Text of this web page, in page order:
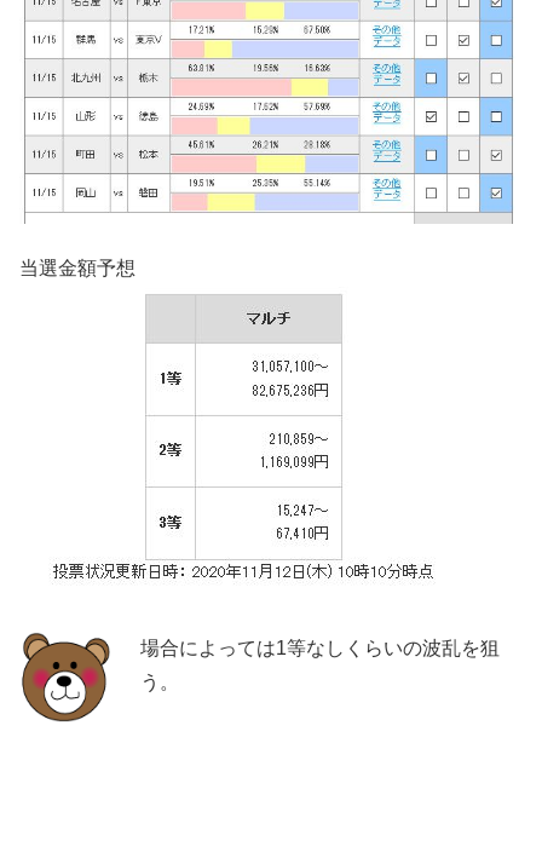
当選金額予想
場合によっては1等なしくらいの波乱を狙
う。